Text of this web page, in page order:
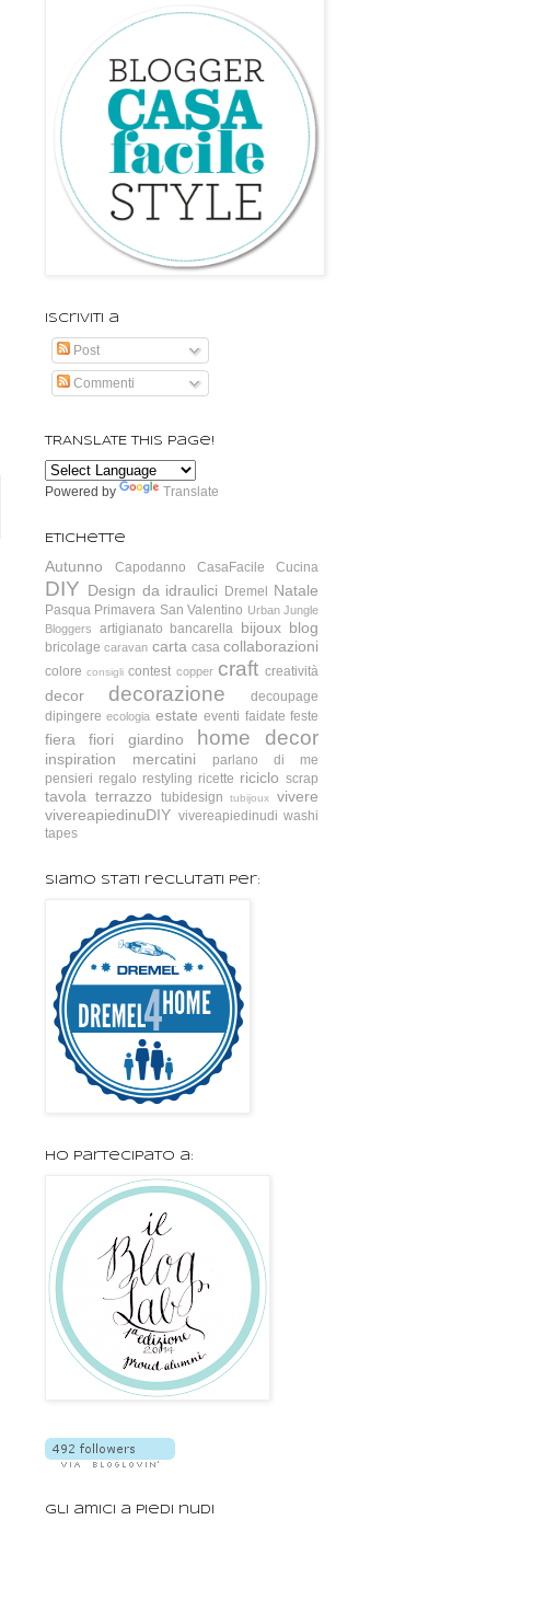
Iscriviti a
Post
Commenti
TRANSLATE this page!
Powered by Translate
Etichette
Autunno Capodanno CasaFacile Cucina
DIY Design da idraulici Dremel Natale
Pasqua Primavera San Valentino Urban Jungle
Bloggers
artigianato bancarella bijoux blog
bricolage caravan carta casa collaborazioni
colore consigli contest copper craft creatività
decor decorazione
decoupage
dipingere ecologia estate eventi faidate feste
fiera fiori giardino home decor
inspiration mercatini
parlano di me
pensieri regalo restyling ricette riciclo scrap
tavola terrazzo tubidesign tubijoux
vivere
vivereapiedinuDIY vivereapiedinudi washi
tapes
Siamo stati reclutati per:
Ho partecipato a:
Gli amici a piedi nudi